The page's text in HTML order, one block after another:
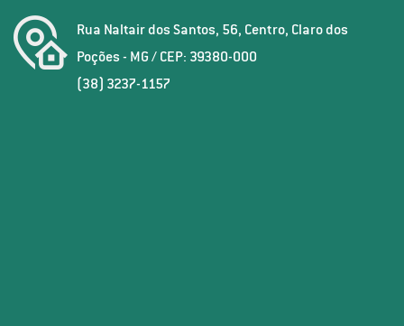
Rua Naltair dos Santos, 56, Centro, Claro dos
Poções - MG / CEP: 39380-000
(38) 3237-1157